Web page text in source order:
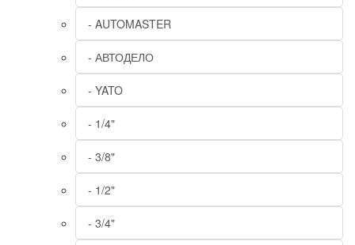
- AUTOMASTER
- АВТОДЕЛО
- YATO
- 1/4"
- 3/8"
- 1/2"
- 3/4"